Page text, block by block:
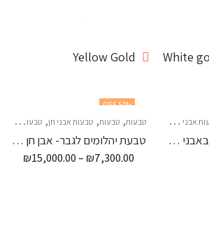
White
Yellow Gold
אבני חן , כל התכשיטים
טבעת וינטג' משובצת באבני חן ספיר
51% OFF
טבעות, טבעות, טבעות אבני חן, טבעות יהלום
טבעת יהלומים לגבר- אבן חן מרכזית
₪7,300.00
–
₪15,000.00